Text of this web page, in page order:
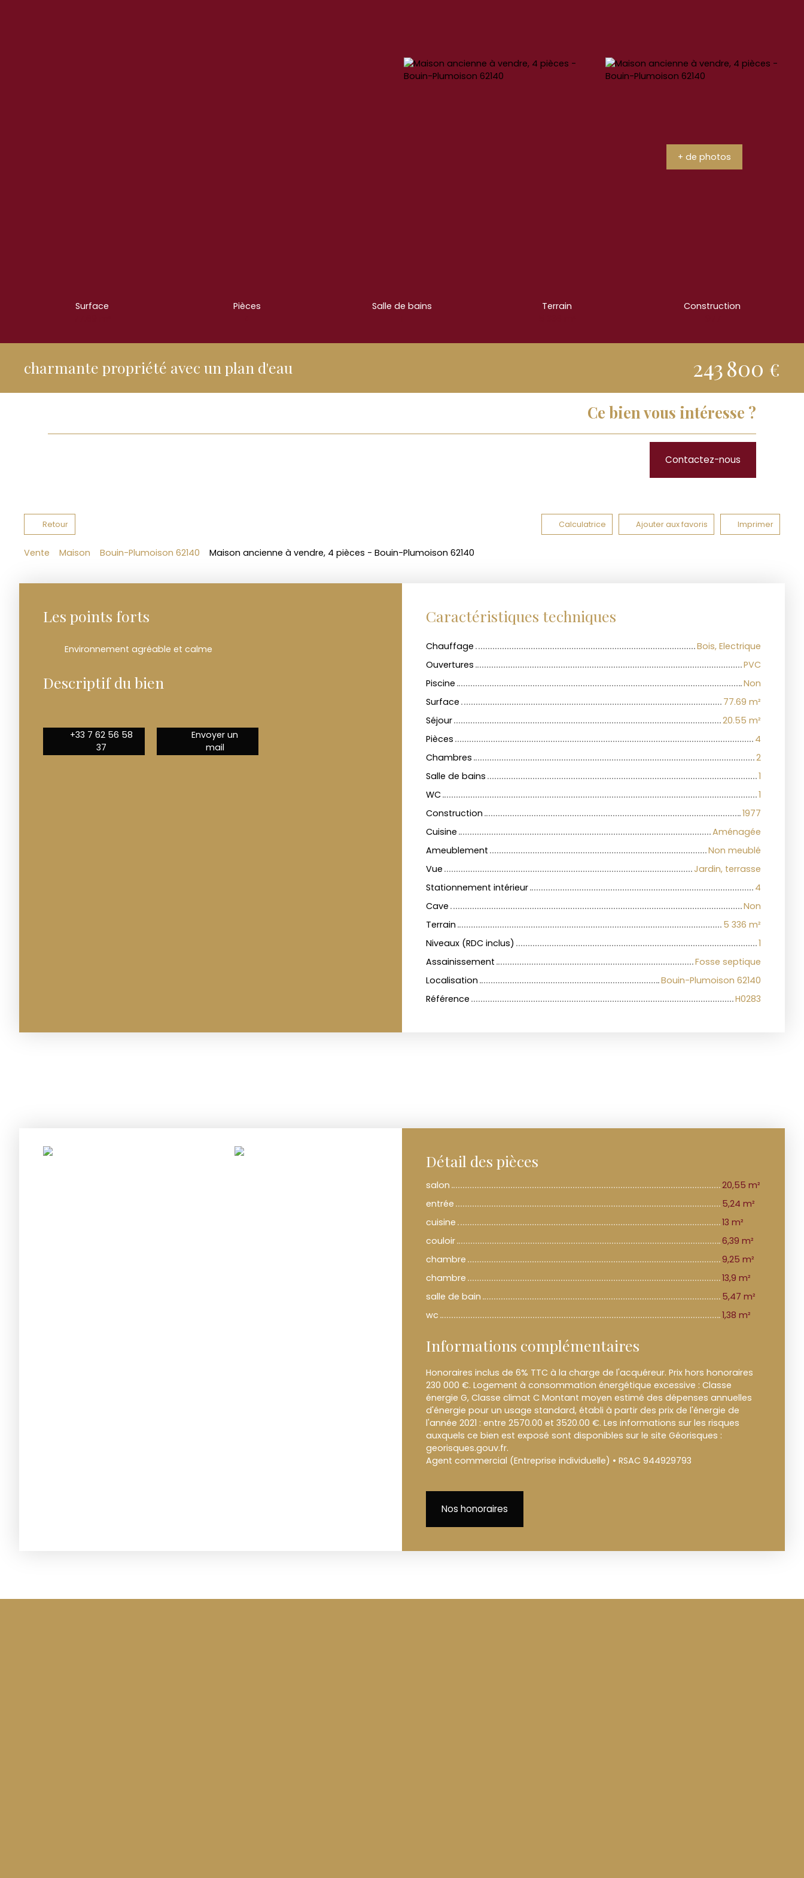
+ de photos
Surface
Pièces
Salle de bains
Terrain
Construction
charmante propriété avec un plan d'eau 243 800 €
Ce bien vous intéresse ?
Contactez-nous
Retour Calculatrice Ajouter aux favoris Imprimer
Vente Maison Bouin-Plumoison 62140 Maison ancienne à vendre, 4 pièces - Bouin-Plumoison 62140
Les points forts
Environnement agréable et calme
Descriptif du bien
+33 7 62 56 58
37
Envoyer un
mail
Caractéristiques techniques
Chauffage
Bois, Electrique
Ouvertures
PVC
Piscine
Non
Surface
77.69 m²
Séjour
20.55 m²
Pièces
4
Chambres
2
Salle de bains
1
WC
1
Construction
1977
Cuisine
Aménagée
Ameublement
Non meublé
Vue
Jardin, terrasse
Stationnement intérieur
4
Cave
Non
Terrain
5 336 m²
Niveaux (RDC inclus)
1
Assainissement
Fosse septique
Localisation
Bouin-Plumoison 62140
Référence
H0283
Détail des pièces
salon
20,55 m²
entrée
5,24 m²
cuisine
13 m²
couloir
6,39 m²
chambre
9,25 m²
chambre
13,9 m²
salle de bain
5,47 m²
wc
1,38 m²
Informations complémentaires
Honoraires inclus de 6% TTC à la charge de l'acquéreur. Prix hors honoraires
230 000 €. Logement à consommation énergétique excessive : Classe
énergie G, Classe climat C Montant moyen estimé des dépenses annuelles
d'énergie pour un usage standard, établi à partir des prix de l'énergie de
l'année 2021 : entre 2570.00 et 3520.00 €. Les informations sur les risques
auxquels ce bien est exposé sont disponibles sur le site Géorisques :
georisques.gouv.fr.
Agent commercial (Entreprise individuelle) • RSAC 944929793
Nos honoraires